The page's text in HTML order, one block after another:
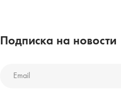
Подписка на новости